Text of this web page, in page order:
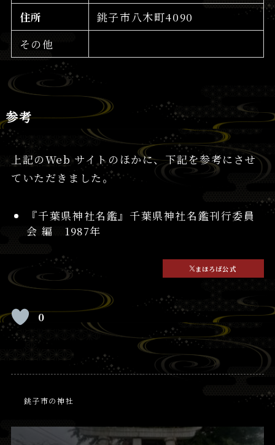
住所
銚子市八木町4090
その他
参考
上記のWeb サイトのほかに、下記を参考にさせ
ていただきました。
『千葉県神社名鑑』千葉県神社名鑑刊行委員
会 編 1987年
まほろば公式
0
銚子市の神社